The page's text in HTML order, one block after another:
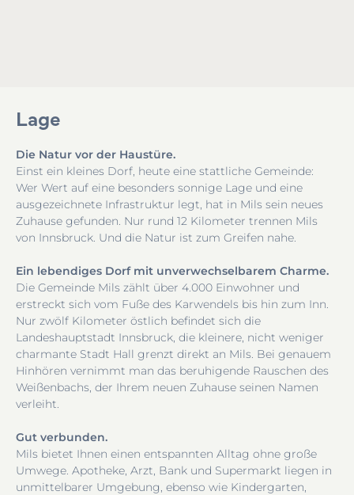
Lage
Die Natur vor der Haustüre.
Einst ein kleines Dorf, heute eine stattliche Gemeinde:
Wer Wert auf eine besonders sonnige Lage und eine
ausgezeichnete Infrastruktur legt, hat in Mils sein neues
Zuhause gefunden. Nur rund 12 Kilometer trennen Mils
von Innsbruck. Und die Natur ist zum Greifen nahe.
Ein lebendiges Dorf mit unverwechselbarem Charme.
Die Gemeinde Mils zählt über 4.000 Einwohner und
erstreckt sich vom Fuße des Karwendels bis hin zum Inn.
Nur zwölf Kilometer östlich befindet sich die
Landeshauptstadt Innsbruck, die kleinere, nicht weniger
charmante Stadt Hall grenzt direkt an Mils. Bei genauem
Hinhören vernimmt man das beruhigende Rauschen des
Weißenbachs, der Ihrem neuen Zuhause seinen Namen
verleiht.
Gut verbunden.
Mils bietet Ihnen einen entspannten Alltag ohne große
Umwege. Apotheke, Arzt, Bank und Supermarkt liegen in
unmittelbarer Umgebung, ebenso wie Kindergarten,